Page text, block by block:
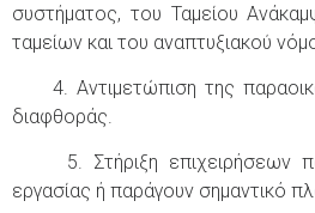
συστήματος, του Ταμείου
ταμείων και του αναπτυξιακού
4. Αντιμετώπιση της
διαφθοράς.
5. Στήριξη επιχειρήσεων
εργασίας ή παράγουν σημαντικό